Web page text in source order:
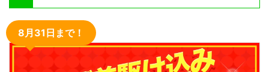
8月31日まで！